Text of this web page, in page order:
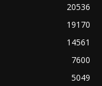
20536
19170
14561
7600
5049